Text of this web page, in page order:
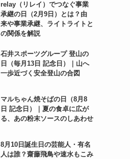
relay（リレイ）でつなぐ事業
承継の日（2月9日）とは？由
来や事業承継、ライトライトと
の関係を解説
石井スポーツグループ 登山の
日（毎月13日 記念日）｜山へ
一歩近づく安全登山の合図
マルちゃん焼そばの日（8月8
日 記念日）｜夏の食卓に広が
る、あの粉末ソースのしあわせ
8月10日誕生日の芸能人・有名
人は誰？齋藤飛鳥や速水もこみ